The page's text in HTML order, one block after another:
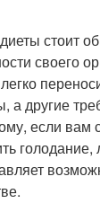
стоит
своего
а другие
если вам